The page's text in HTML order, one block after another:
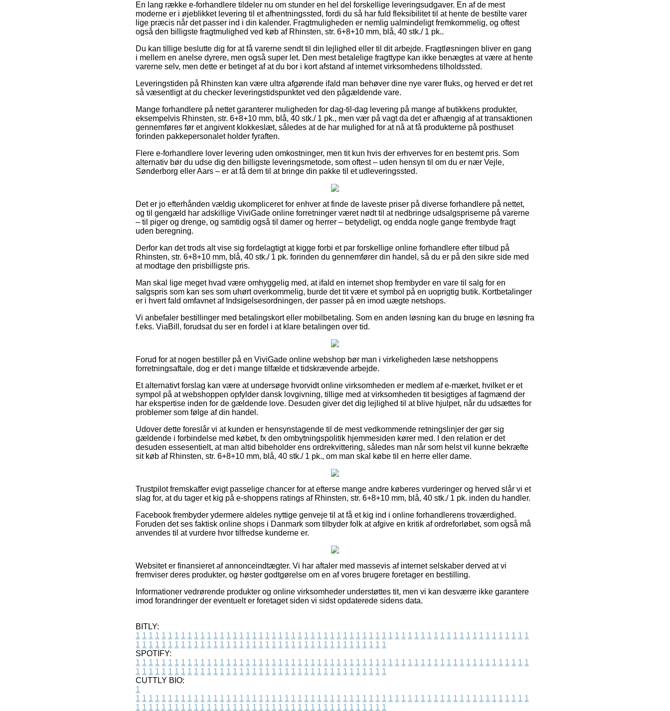
En lang række e-forhandlere tildeler nu om stunder en hel del forskellige leveringsudgaver. En af de mest
moderne er i øjeblikket levering til et afhentningssted, fordi du så har fuld fleksibilitet til at hente de bestilte varer
lige præcis når det passer ind i din kalender. Fragtmuligheden er nemlig ualmindeligt fremkommelig, og oftest
også den billigste fragtmulighed ved køb af Rhinsten, str. 6+8+10 mm, blå, 40 stk./ 1 pk..
Du kan tillige beslutte dig for at få varerne sendt til din lejlighed eller til dit arbejde. Fragtløsningen bliver en gang
i mellem en anelse dyrere, men også super let. Den mest betalelige fragttype kan ikke benægtes at være at hente
varerne selv, men dette er betinget af at du bor i kort afstand af internet virksomhedens tilholdssted.
Leveringstiden på Rhinsten kan være ultra afgørende ifald man behøver dine nye varer fluks, og herved er det ret
så væsentligt at du checker leveringstidspunktet ved den pågældende vare.
Mange forhandlere på nettet garanterer muligheden for dag-til-dag levering på mange af butikkens produkter,
eksempelvis Rhinsten, str. 6+8+10 mm, blå, 40 stk./ 1 pk., men vær på vagt da det er afhængig af at transaktionen
gennemføres før et angivent klokkeslæt, således at de har mulighed for at nå at få produkterne på posthuset
forinden pakkepersonalet holder fyraften.
Flere e-forhandlere lover levering uden omkostninger, men tit kun hvis der erhverves for en bestemt pris. Som
alternativ bør du udse dig den billigste leveringsmetode, som oftest – uden hensyn til om du er nær Vejle,
Sønderborg eller Aars – er at få dem til at bringe din pakke til et udleveringssted.
Det er jo efterhånden vældig ukompliceret for enhver at finde de laveste priser på diverse forhandlere på nettet,
og til gengæld har adskillige ViviGade online forretninger været nødt til at nedbringe udsalgspriserne på varerne
– til piger og drenge, og samtidig også til damer og herrer – betydeligt, og endda nogle gange frembyde fragt
uden beregning.
Derfor kan det trods alt vise sig fordelagtigt at kigge forbi et par forskellige online forhandlere efter tilbud på
Rhinsten, str. 6+8+10 mm, blå, 40 stk./ 1 pk. forinden du gennemfører din handel, så du er på den sikre side med
at modtage den prisbilligste pris.
Man skal lige meget hvad være omhyggelig med, at ifald en internet shop frembyder en vare til salg for en
salgspris som kan ses som uhørt overkommelig, burde det tit være et symbol på en uoprigtig butik. Kortbetalinger
er i hvert fald omfavnet af Indsigelsesordningen, der passer på en imod uægte netshops.
Vi anbefaler bestillinger med betalingskort eller mobilbetaling. Som en anden løsning kan du bruge en løsning fra
f.eks. ViaBill, forudsat du ser en fordel i at klare betalingen over tid.
Forud for at nogen bestiller på en ViviGade online webshop bør man i virkeligheden læse netshoppens
forretningsaftale, dog er det i mange tilfælde et tidskrævende arbejde.
Et alternativt forslag kan være at undersøge hvorvidt online virksomheden er medlem af e-mærket, hvilket er et
sympol på at webshoppen opfylder dansk lovgivning, tillige med at virksomheden tit besigtiges af fagmænd der
har ekspertise inden for de gældende love. Desuden giver det dig lejlighed til at blive hjulpet, når du udsættes for
problemer som følge af din handel.
Udover dette foreslår vi at kunden er hensynstagende til de mest vedkommende retningslinjer der gør sig
gældende i forbindelse med købet, fx den ombytningspolitik hjemmesiden kører med. I den relation er det
desuden essesentielt, at man altid bibeholder ens ordrekvittering, således man når som helst vil kunne bekræfte
sit køb af Rhinsten, str. 6+8+10 mm, blå, 40 stk./ 1 pk., om man skal købe til en herre eller dame.
Trustpilot fremskaffer evigt passelige chancer for at efterse mange andre køberes vurderinger og herved slår vi et
slag for, at du tager et kig på e-shoppens ratings af Rhinsten, str. 6+8+10 mm, blå, 40 stk./ 1 pk. inden du handler.
Facebook frembyder ydermere aldeles nyttige genveje til at få et kig ind i online forhandlerens troværdighed.
Foruden det ses faktisk online shops i Danmark som tilbyder folk at afgive en kritik af ordreforløbet, som også må
anvendes til at vurdere hvor tilfredse kunderne er.
Websitet er finansieret af annonceindtægter. Vi har aftaler med massevis af internet selskaber derved at vi
fremviser deres produkter, og høster godtgørelse om en af vores brugere foretager en bestilling.
Informationer vedrørende produkter og online virksomheder understøttes tit, men vi kan desværre ikke garantere
imod forandringer der eventuelt er foretaget siden vi sidst opdaterede sidens data.
BITLY:
1 1 1 1 1 1 1 1 1 1 1 1 1 1 1 1 1 1 1 1 1 1 1 1 1 1 1 1 1 1 1 1 1 1 1 1 1 1 1 1 1 1 1 1 1 1 1 1 1 1 1 1 1 1 1 1 1 1 1 1 1
1 1 1 1 1 1 1 1 1 1 1 1 1 1 1 1 1 1 1 1 1 1 1 1 1 1 1 1 1 1 1 1 1 1 1 1 1 1 1
SPOTIFY:
1 1 1 1 1 1 1 1 1 1 1 1 1 1 1 1 1 1 1 1 1 1 1 1 1 1 1 1 1 1 1 1 1 1 1 1 1 1 1 1 1 1 1 1 1 1 1 1 1 1 1 1 1 1 1 1 1 1 1 1 1
1 1 1 1 1 1 1 1 1 1 1 1 1 1 1 1 1 1 1 1 1 1 1 1 1 1 1 1 1 1 1 1 1 1 1 1 1 1 1
CUTTLY BIO:
1
1 1 1 1 1 1 1 1 1 1 1 1 1 1 1 1 1 1 1 1 1 1 1 1 1 1 1 1 1 1 1 1 1 1 1 1 1 1 1 1 1 1 1 1 1 1 1 1 1 1 1 1 1 1 1 1 1 1 1 1 1
1 1 1 1 1 1 1 1 1 1 1 1 1 1 1 1 1 1 1 1 1 1 1 1 1 1 1 1 1 1 1 1 1 1 1 1 1 1 1